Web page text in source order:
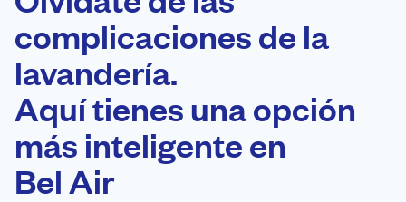
Programa tu recogida
0 min
Recojo y entrega
casa
Abierto 24/7
complicaciones de la
lavandería.
Aquí tienes una opción
más inteligente en
Bel Air